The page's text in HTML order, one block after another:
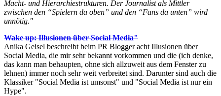
Macht- und Hierarchiestrukturen. Der Journalist als Mittler
zwischen den “Spielern da oben” und den “Fans da unten” wird
unnötig."
Wake up: Illusionen über Social Media"
Anika Geisel beschreibt beim PR Blogger acht Illusionen über
Social Media, die mir sehr bekannt vorkommen und die (ich denke,
das kann man behaupten, ohne sich allzuweit aus dem Fenster zu
lehnen) immer noch sehr weit verbreitet sind. Darunter sind auch die
Klassiker "Social Media ist umsonst" und "Social Media ist nur ein
Hype".